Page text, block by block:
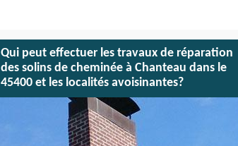
Qui peut effectuer les travaux de réparation
des solins de cheminée à Chanteau dans le
45400 et les localités avoisinantes?